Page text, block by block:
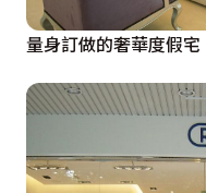
量身訂做的奢華度假宅